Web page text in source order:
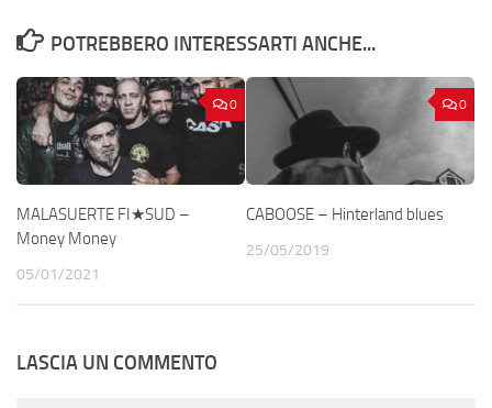
POTREBBERO INTERESSARTI ANCHE...
0
MALASUERTE FI★SUD –
Money Money
05/01/2021
0
CABOOSE – Hinterland blues
25/05/2019
LASCIA UN COMMENTO